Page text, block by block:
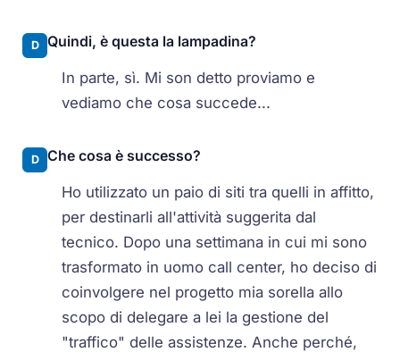
D Quindi, è questa la lampadina?
In parte, sì. Mi son detto proviamo e
vediamo che cosa succede...
D Che cosa è successo?
Ho utilizzato un paio di siti tra quelli in affitto,
per destinarli all'attività suggerita dal
tecnico. Dopo una settimana in cui mi sono
trasformato in uomo call center, ho deciso di
coinvolgere nel progetto mia sorella allo
scopo di delegare a lei la gestione del
"traffico" delle assistenze. Anche perché,